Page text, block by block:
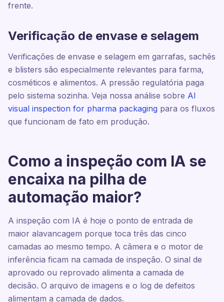
frente.
Verificação de envase e selagem
Verificações de envase e selagem em garrafas, sachês
e blisters são especialmente relevantes para farma,
cosméticos e alimentos. A pressão regulatória paga
pelo sistema sozinha. Veja nossa análise sobre AI
visual inspection for pharma packaging para os fluxos
que funcionam de fato em produção.
Como a inspeção com IA se
encaixa na pilha de
automação maior?
A inspeção com IA é hoje o ponto de entrada de
maior alavancagem porque toca três das cinco
camadas ao mesmo tempo. A câmera e o motor de
inferência ficam na camada de inspeção. O sinal de
aprovado ou reprovado alimenta a camada de
decisão. O arquivo de imagens e o log de defeitos
alimentam a camada de dados.